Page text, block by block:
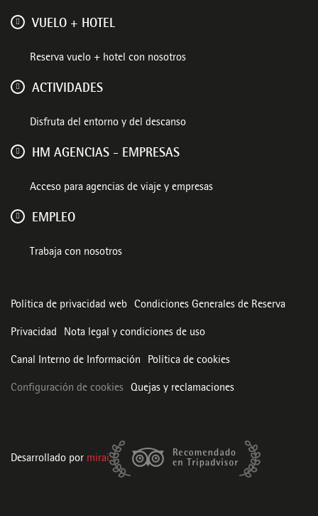
VUELO + HOTEL
Reserva vuelo + hotel con nosotros
ACTIVIDADES
Disfruta del entorno y del descanso
HM AGENCIAS - EMPRESAS
Acceso para agencias de viaje y empresas
EMPLEO
Trabaja con nosotros
Política de privacidad web Condiciones Generales de Reserva
Privacidad Nota legal y condiciones de uso
Canal Interno de Información Política de cookies
Configuración de cookies Quejas y reclamaciones
Desarrollado por mirai